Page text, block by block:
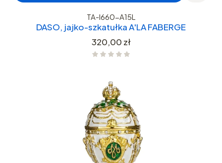
TA-I660-A15L
DASO, jajko-szkatułka A'LA FABERGE
Cena
320,00 zł